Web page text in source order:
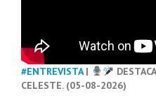
#ENTREVISTA|
CELESTE. (05-08-2026)